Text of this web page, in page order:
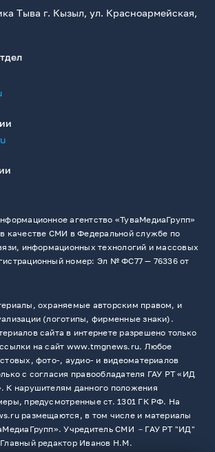
Тыва г. Кызыл, ул. Красноармейская,
агентство «ТуваМедиаГрупп»
качестве СМИ в Федеральной службе по
информационных технологий и массовых
номер: Эл № ФС77 — 76336 от
охраняемые авторским правом, и
(логотипы, фирменные знаки).
сайта в интернете разрешено только
на сайт www.tmgnews.ru. Любое
фото-, аудио- и видеоматериалов
с согласия правообладателя ГАУ РТ «ИД
К нарушителям данного положения
предусмотренные ст. 1301 ГК РФ. На
размещаются, в том числе и материалы
Учредитель СМИ －ГАУ РТ "ИД"
редактор Иванов Н.М.